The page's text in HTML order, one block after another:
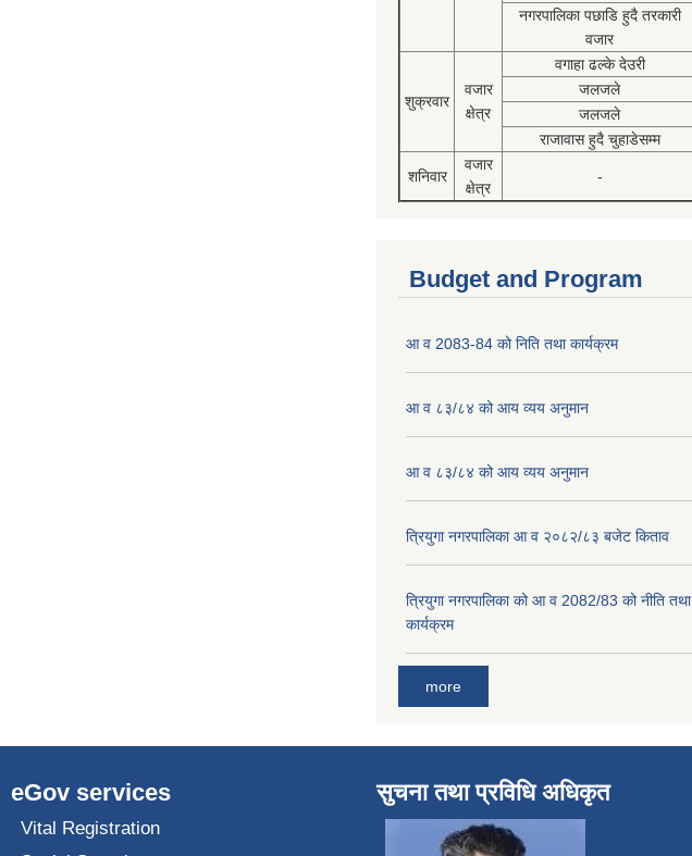
नगरपालिका पछाडि हुदै तरकारी
वजार
शुक्रवार
वजार
क्षेत्र
वगाहा ढल्के देउरी
जलजले
जलजले
राजावास हुदै चुहाडेसम्म
शनिवार
वजार
क्षेत्र
-
Budget and Program
आ व 2083-84 को निति तथा कार्यक्रम
आ व ८३/८४ को आय व्यय अनुमान
आ व ८३/८४ को आय व्यय अनुमान
त्रियुगा नगरपालिका आ व २०८२/८३ बजेट किताव
त्रियुगा नगरपालिका को आ व 2082/83 को नीति तथा
कार्यक्रम
more
eGov services
Vital Registration
सुचना तथा प्रविधि अधिकृत